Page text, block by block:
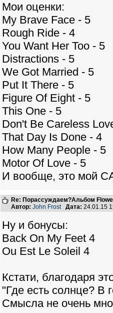
Мои оценки:
My Brave Face - 5
Rough Ride - 4
You Want Her Too - 5
Distractions - 5
We Got Married - 5
Put It There - 5
Figure Of Eight - 5
This One - 5
Don't Be Careless
That Day Is Done - 4
How Many People - 5
Motor Of Love - 5
И вообще, это мой
Re: Порассуждаем?Альбом
Автор: John Frost Дата: 24.01.15
Ну и бонусы:
Back On My Feet 4
Ou Est Le Soleil 4
Кстати, благодаря
"Где есть солнце? В
Смысла не очень